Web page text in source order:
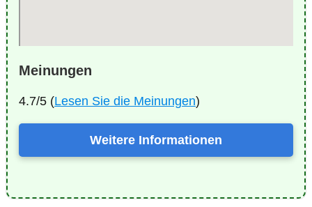
Meinungen
4.7/5 (Lesen Sie die Meinungen)
Weitere Informationen